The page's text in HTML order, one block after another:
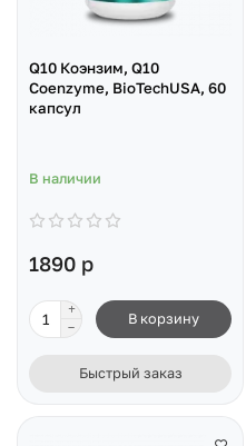
Q10 Коэнзим, Q10
Coenzyme, BioTechUSA, 60
капсул
В наличии
1890 р
В корзину
Быстрый заказ